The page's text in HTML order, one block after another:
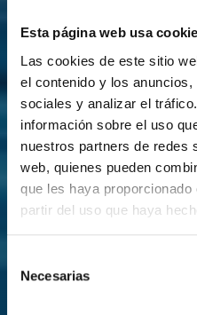
Esta página web usa
Las cookies de este sitio
el contenido y los
sociales y analizar el
información sobre el uso
nuestros partners de redes
web, quienes pueden
que les haya
partir del uso que haya
Necesarias